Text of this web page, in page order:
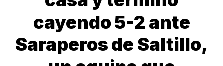
cayendo 5-2 ante
Saraperos de Saltillo,